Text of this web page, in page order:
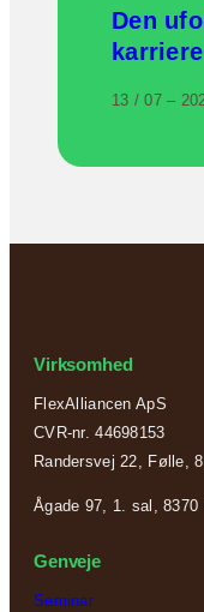
Den
karriere
13 / 07 –
Virksomhed
FlexAlliancen ApS
CVR-nr. 44698153
Randersvej 22, Følle,
Ågade 97, 1. sal, 8370
Genveje
Seminar